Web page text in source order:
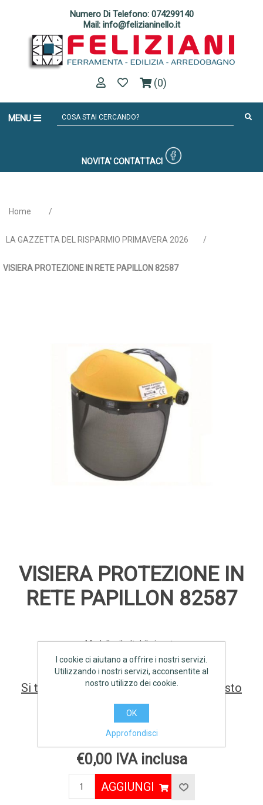
Numero Di Telefono: 074299140
Mail: info@felizianinello.it
(0)
MENU
NOVITA' CONTATTACI
Home /
LA GAZZETTA DEL RISPARMIO PRIMAVERA 2026 /
VISIERA PROTEZIONE IN RETE PAPILLON 82587
VISIERA PROTEZIONE IN
RETE PAPILLON 82587
Modello ribaltabile in rete
Si tratta della prima recensione per questo
prodotto
Produttore: PAPILLON
€0,00 IVA inclusa
AGGIUNGI
I cookie ci aiutano a offrire i nostri servizi.
Utilizzando i nostri servizi, acconsentite al
nostro utilizzo dei cookie.
OK
Approfondisci